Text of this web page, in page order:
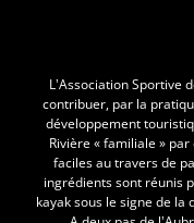
L’Association Sportive
contribuer, par la
développement
Rivière « familiale »
faciles au travers de
ingrédients sont réunis
kayak sous le signe de la